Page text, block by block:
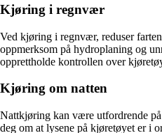
Kjøring i regnvær
Ved kjøring i regnvær, reduser
oppmerksom på hydroplaning og
opprettholde kontrollen over
Kjøring om natten
Nattkjøring kan være utfordrende
deg om at lysene på kjøretøyet er i